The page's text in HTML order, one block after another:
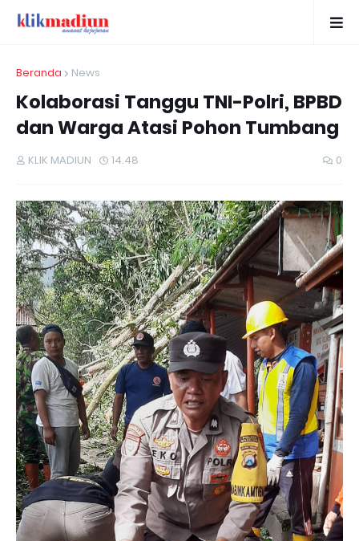
Beranda News
Kolaborasi Tanggu TNI-Polri, BPBD
dan Warga Atasi Pohon Tumbang
KLIK MADIUN 14.48 0